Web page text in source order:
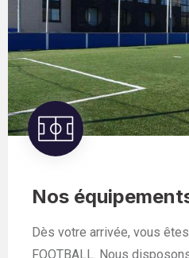
Nos
Dès votre arrivée, vous
FOOTBALL. Nous